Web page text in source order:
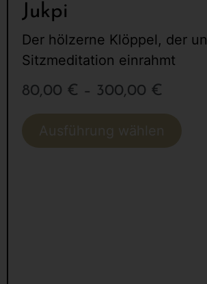
Jukpi
Der hölzerne Klöppel, der
Sitzmeditation einrahmt
80,00 € – 300,00 €